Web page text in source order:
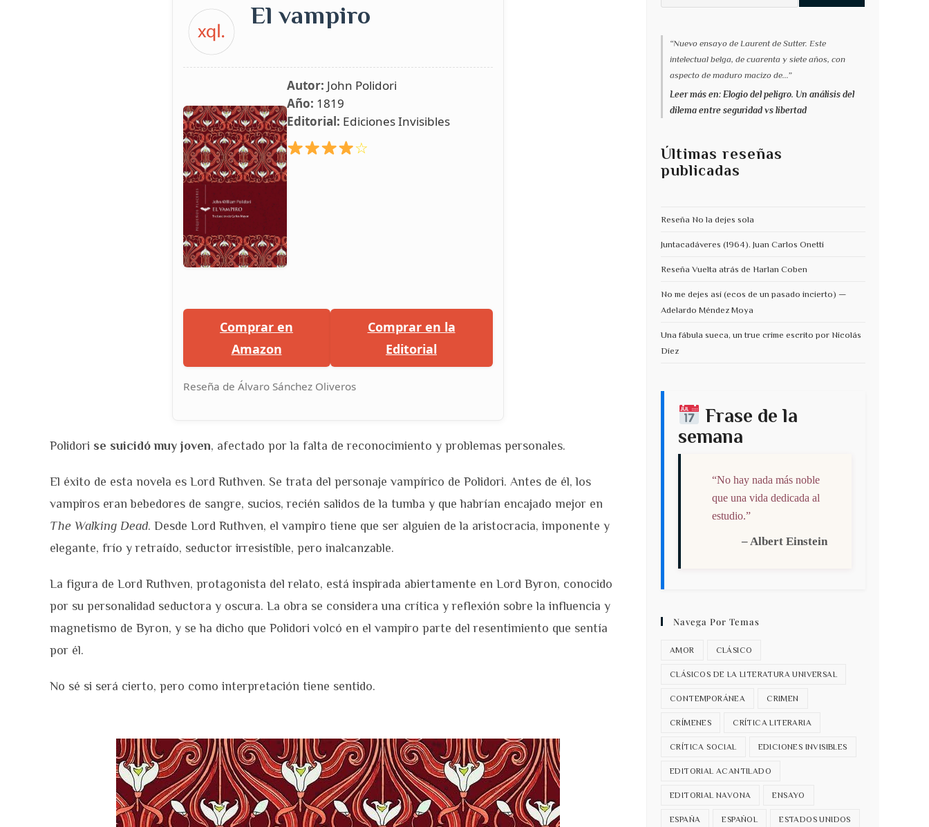
El vampiro
Autor: John Polidori
Año: 1819
Editorial: Ediciones Invisibles
☆
Comprar en
Amazon
Comprar en la
Editorial
Reseña de Álvaro Sánchez Oliveros
Polidori se suicidó muy joven, afectado por la falta de reconocimiento y problemas personales.
El éxito de esta novela es Lord Ruthven. Se trata del personaje vampírico de Polidori. Antes de él, los
vampiros eran bebedores de sangre, sucios, recién salidos de la tumba y que habrían encajado mejor en
The Walking Dead. Desde Lord Ruthven, el vampiro tiene que ser alguien de la aristocracia, imponente y
elegante, frío y retraído, seductor irresistible, pero inalcanzable.
La figura de Lord Ruthven, protagonista del relato, está inspirada abiertamente en Lord Byron, conocido
por su personalidad seductora y oscura. La obra se considera una crítica y reflexión sobre la influencia y
magnetismo de Byron, y se ha dicho que Polidori volcó en el vampiro parte del resentimiento que sentía
por él.
No sé si será cierto, pero como interpretación tiene sentido.
“Nuevo ensayo de Laurent de Sutter. Este
intelectual belga, de cuarenta y siete años, con
aspecto de maduro macizo de...”
Leer más en: Elogio del peligro. Un análisis del
dilema entre seguridad vs libertad
Últimas reseñas
publicadas
Reseña No la dejes sola
Juntacadáveres (1964). Juan Carlos Onetti
Reseña Vuelta atrás de Harlan Coben
No me dejes así (ecos de un pasado incierto) —
Adelardo Méndez Moya
Una fábula sueca, un true crime escrito por Nicolás
Díez
Frase de la
semana
“No hay nada más noble
que una vida dedicada al
estudio.”
– Albert Einstein
Navega Por Temas
AMOR CLÁSICO
CLÁSICOS DE LA LITERATURA UNIVERSAL
CONTEMPORÁNEA CRIMEN
CRÍMENES CRÍTICA LITERARIA
CRÍTICA SOCIAL EDICIONES INVISIBLES
EDITORIAL ACANTILADO
EDITORIAL NAVONA ENSAYO
ESPAÑA ESPAÑOL ESTADOS UNIDOS